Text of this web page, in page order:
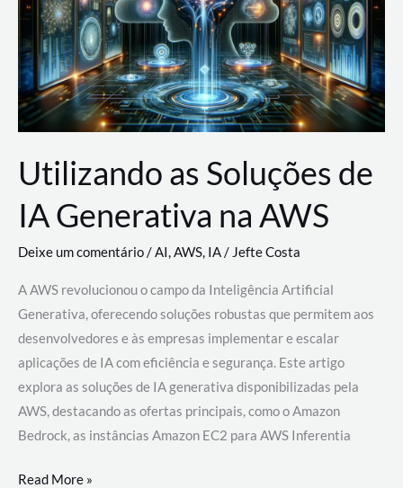
Utilizando as Soluções de
IA Generativa na AWS
Deixe um comentário/AI,AWS, IA/Jefte Costa
A AWS revolucionou o campo da Inteligência Artificial
Generativa, oferecendo soluções robustas que permitem aos
desenvolvedores e às empresas implementar e escalar
aplicações de IA com eficiência e segurança. Este artigo
explora as soluções de IA generativa disponibilizadas pela
AWS, destacando as ofertas principais, como o Amazon
Bedrock, as instâncias Amazon EC2 para AWS Inferentia
Utilizando
Read More »